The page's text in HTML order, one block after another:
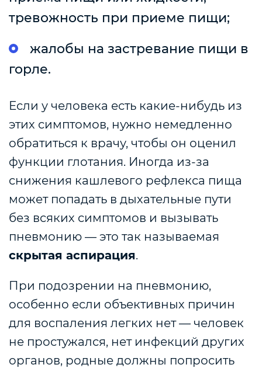
тревожность при приеме пищи;
жалобы на застревание пищи в
горле.
Если у человека есть какие-нибудь из
этих симптомов, нужно немедленно
обратиться к врачу, чтобы он оценил
функции глотания. Иногда из-за
снижения кашлевого рефлекса пища
может попадать в дыхательные пути
без всяких симптомов и вызывать
пневмонию — это так называемая
скрытая аспирация.
При подозрении на пневмонию,
особенно если объективных причин
для воспаления легких нет — человек
не простужался, нет инфекций других
органов, родные должны попросить